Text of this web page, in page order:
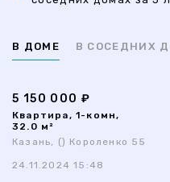
В ДОМЕ В СОСЕДНИХ
5 150 000 ₽
Квартира, 1-комн,
32.0 м²
Казань, () Короленко 55
24.11.2024 15:48